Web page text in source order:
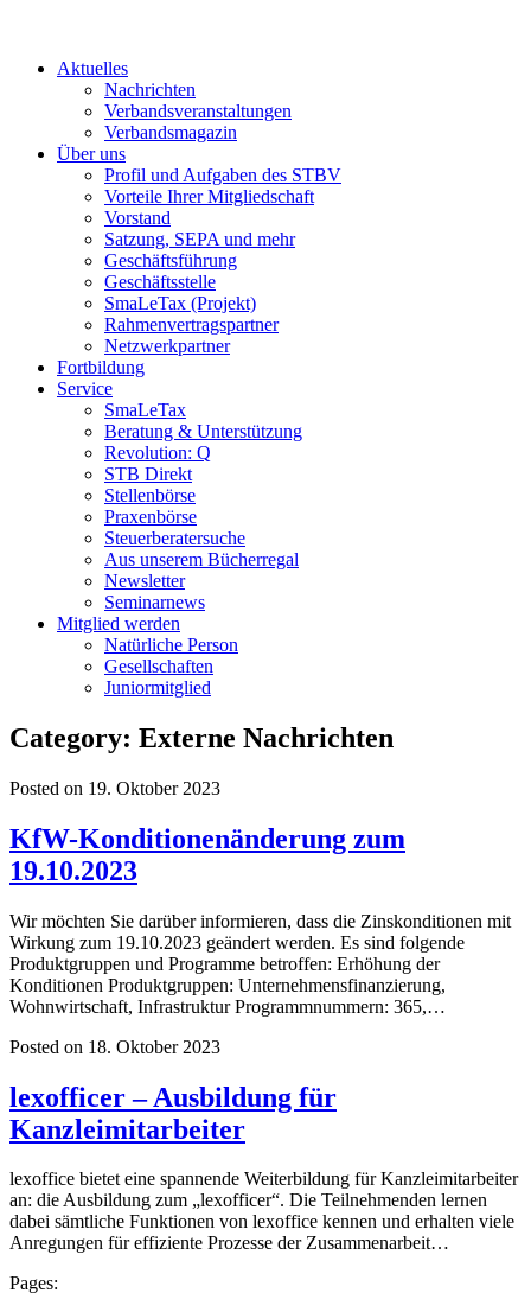
Aktuelles
Nachrichten
Verbandsveranstaltungen
Verbandsmagazin
Über uns
Profil und Aufgaben des STBV
Vorteile Ihrer Mitgliedschaft
Vorstand
Satzung, SEPA und mehr
Geschäftsführung
Geschäftsstelle
SmaLeTax (Projekt)
Rahmenvertragspartner
Netzwerkpartner
Fortbildung
Service
SmaLeTax
Beratung & Unterstützung
Revolution: Q
STB Direkt
Stellenbörse
Praxenbörse
Steuerberatersuche
Aus unserem Bücherregal
Newsletter
Seminarnews
Mitglied werden
Natürliche Person
Gesellschaften
Juniormitglied
Category: Externe Nachrichten
Posted on 19. Oktober 2023
KfW-Konditionenänderung zum
19.10.2023
Wir möchten Sie darüber informieren, dass die Zinskonditionen mit
Wirkung zum 19.10.2023 geändert werden. Es sind folgende
Produktgruppen und Programme betroffen: Erhöhung der
Konditionen Produktgruppen: Unternehmensfinanzierung,
Wohnwirtschaft, Infrastruktur Programmnummern: 365,…
Posted on 18. Oktober 2023
lexofficer – Ausbildung für
Kanzleimitarbeiter
lexoffice bietet eine spannende Weiterbildung für Kanzleimitarbeiter
an: die Ausbildung zum „lexofficer“. Die Teilnehmenden lernen
dabei sämtliche Funktionen von lexoffice kennen und erhalten viele
Anregungen für effiziente Prozesse der Zusammenarbeit…
Pages: